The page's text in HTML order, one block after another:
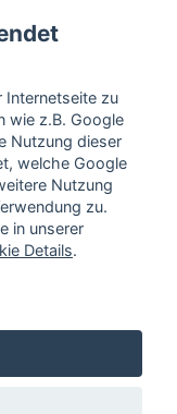
Internetseite zu
wie z.B. Google
Nutzung dieser
welche Google
Nutzung
zu.
in unserer
Details.